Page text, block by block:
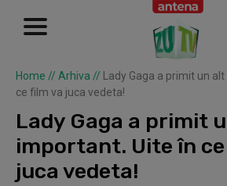
Home // Arhiva //
Lady Gaga a primit un
ce film va juca vedeta!
Lady Gaga a primit
important. Uite în
juca vedeta!